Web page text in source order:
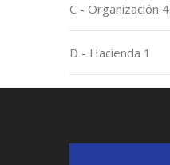
C - Organización 4
D - Hacienda 1